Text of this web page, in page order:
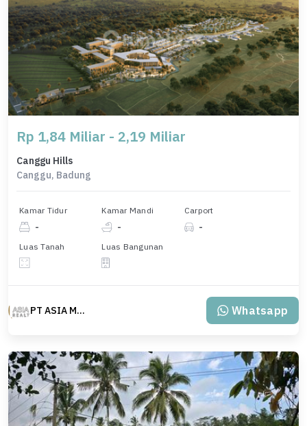
Rp 1,84 Miliar - 2,19 Miliar
Canggu Hills
Canggu, Badung
Kamar Tidur
-
Kamar Mandi
-
Carport
-
Luas Tanah Luas Bangunan
PT ASIA MAS REALTY Whatsapp